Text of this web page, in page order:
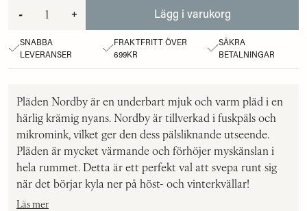
- + Lägg i varukorg
SNABBA
LEVERANSER
FRAKTFRITT ÖVER
699KR
SÄKRA
BETALNINGAR
Pläden Nordby är en underbart mjuk och varm pläd i en
härlig krämig nyans. Nordby är tillverkad i fuskpäls och
mikromink, vilket ger den dess pälsliknande utseende.
Pläden är mycket värmande och förhöjer myskänslan i
hela rummet. Detta är ett perfekt val att svepa runt sig
när det börjar kyla ner på höst- och vinterkvällar!
Läs mer